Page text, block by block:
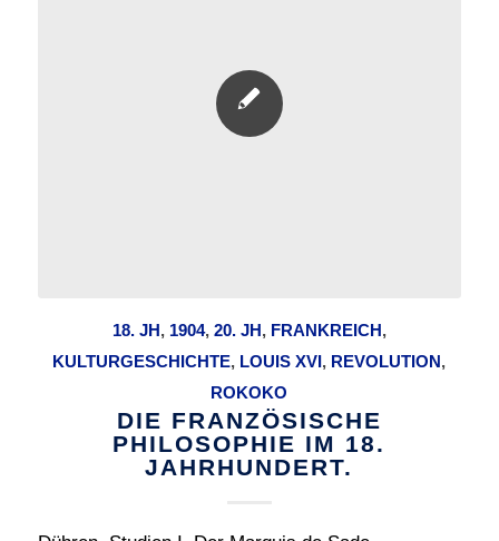
18. JH, 1904, 20. JH, FRANKREICH,
KULTURGESCHICHTE, LOUIS XVI, REVOLUTION,
ROKOKO
DIE FRANZÖSISCHE
PHILOSOPHIE IM 18.
JAHRHUNDERT.